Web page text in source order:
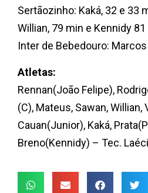
Sertãozinho: Kaká, 32 e 33
Willian, 79 min e Kennidy
Inter de Bebedouro:
Atletas:
Rennan(João Felipe),
(C), Mateus, Sawan, Willian,
Cauan(Junior), Kaká,
Breno(Kennidy) – Tec.